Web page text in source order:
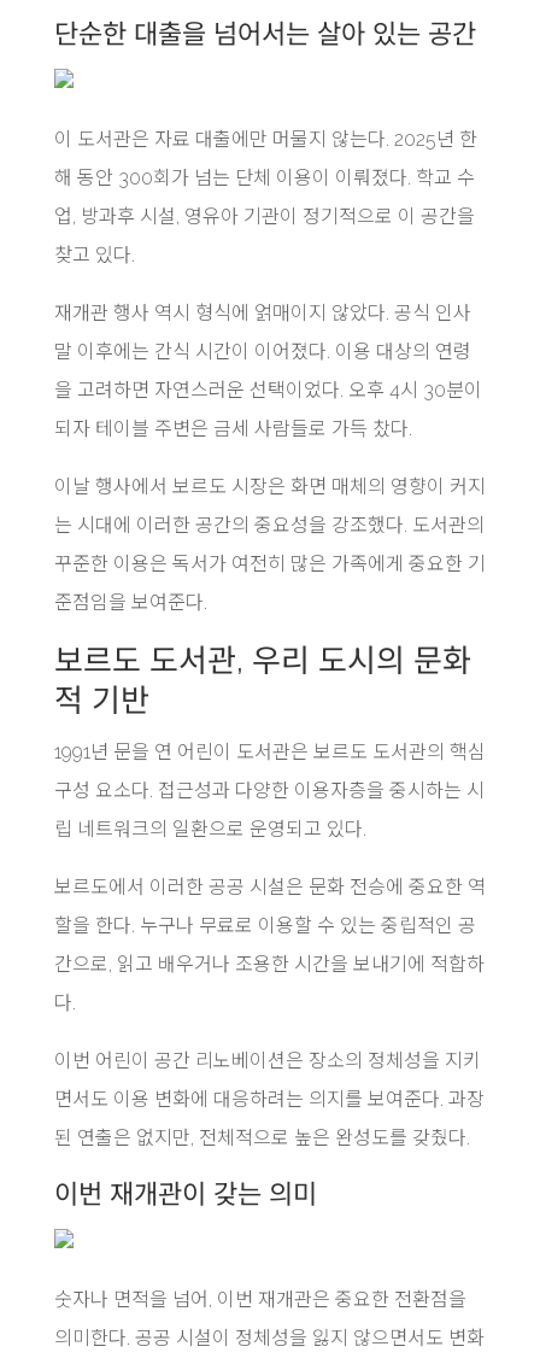
단순한 대출을 넘어서는 살아 있는 공간
이 도서관은 자료 대출에만 머물지 않는다. 2025년 한
해 동안 300회가 넘는 단체 이용이 이뤄졌다. 학교 수
업, 방과후 시설, 영유아 기관이 정기적으로 이 공간을
찾고 있다.
재개관 행사 역시 형식에 얽매이지 않았다. 공식 인사
말 이후에는 간식 시간이 이어졌다. 이용 대상의 연령
을 고려하면 자연스러운 선택이었다. 오후 4시 30분이
되자 테이블 주변은 금세 사람들로 가득 찼다.
이날 행사에서 보르도 시장은 화면 매체의 영향이 커지
는 시대에 이러한 공간의 중요성을 강조했다. 도서관의
꾸준한 이용은 독서가 여전히 많은 가족에게 중요한 기
준점임을 보여준다.
보르도 도서관, 우리 도시의 문화
적 기반
1991년 문을 연 어린이 도서관은 보르도 도서관의 핵심
구성 요소다. 접근성과 다양한 이용자층을 중시하는 시
립 네트워크의 일환으로 운영되고 있다.
보르도에서 이러한 공공 시설은 문화 전승에 중요한 역
할을 한다. 누구나 무료로 이용할 수 있는 중립적인 공
간으로, 읽고 배우거나 조용한 시간을 보내기에 적합하
다.
이번 어린이 공간 리노베이션은 장소의 정체성을 지키
면서도 이용 변화에 대응하려는 의지를 보여준다. 과장
된 연출은 없지만, 전체적으로 높은 완성도를 갖췄다.
이번 재개관이 갖는 의미
숫자나 면적을 넘어, 이번 재개관은 중요한 전환점을
의미한다. 공공 시설이 정체성을 잃지 않으면서도 변화